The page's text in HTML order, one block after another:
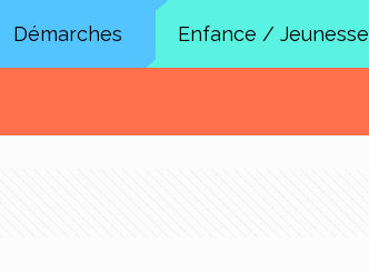
Démarches Enfance / Jeunesse